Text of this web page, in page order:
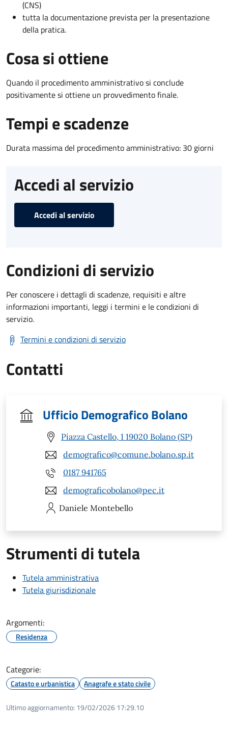
(CNS)
tutta la documentazione prevista per la presentazione
della pratica.
Cosa si ottiene
Quando il procedimento amministrativo si conclude
positivamente si ottiene un provvedimento finale.
Tempi e scadenze
Durata massima del procedimento amministrativo: 30 giorni
Accedi al servizio
Accedi al servizio
Condizioni di servizio
Per conoscere i dettagli di scadenze, requisiti e altre
informazioni importanti, leggi i termini e le condizioni di
servizio.
Termini e condizioni di servizio
Contatti
Ufficio Demografico Bolano
Piazza Castello, 1 19020 Bolano (SP)
demografico@comune.bolano.sp.it
0187 941765
demograficobolano@pec.it
Daniele Montebello
Strumenti di tutela
Tutela amministrativa
Tutela giurisdizionale
Argomenti:
Residenza
Categorie:
Catasto e urbanistica Anagrafe e stato civile
Ultimo aggiornamento: 19/02/2026 17:29.10